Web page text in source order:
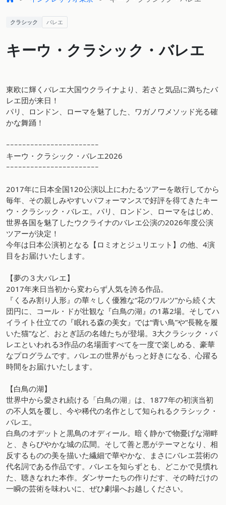
クラシック バレエ
キーウ・クラシック・バレエ
東欧に輝くバレエ大国ウクライナより、若さと気品に満ちたバ
レエ団が来日！
パリ、ロンドン、ローマを魅了した、ワガノワメソッド光る確
かな舞踊！
ｰｰｰｰｰｰｰｰｰｰｰｰｰｰｰｰｰｰｰｰｰｰｰ
キーウ・クラシック・バレエ2026
ｰｰｰｰｰｰｰｰｰｰｰｰｰｰｰｰｰｰｰｰｰｰｰ
2017年に日本全国120公演以上にわたるツアーを敢行してから
毎年、その親しみやすいパフォーマンスで好評を得てきたキー
ウ・クラシック・バレエ。パリ、ロンドン、ローマをはじめ、
世界各国を魅了したウクライナのバレエ公演の2026年度公演
ツアーが決定！
今年は日本公演初となる【ロミオとジュリエット】の他、4演
目をお届けいたします。
【夢の３大バレエ】
2017年来日当初から変わらず人気を誇る作品。
『くるみ割り人形』の華々しく優雅な“花のワルツ”から続く大
団円に、コール・ドが壮観な『白鳥の湖』の1幕2場。そしてハ
イライト仕立ての『眠れる森の美女』では“青い鳥”や“長靴を履
いた猫”など、おとぎ話の名雄たちが登場。3大クラシック・バ
レエといわれる3作品の名場面すべてを一度で楽しめる、豪華
なプログラムです。バレエの世界がもっと好きになる、心躍る
時間をお届けいたします。
【白鳥の湖】
世界中から愛され続ける「白鳥の湖」は、1877年の初演当初
の不人気を覆し、今や稀代の名作として知られるクラシック・
バレエ。
白鳥のオデットと黒鳥のオディール。暗く静かで物憂げな湖畔
と、きらびやかな城の広間。そして善と悪がテーマとなり、相
反するものの美を描いた繊細で華やかな、まさにバレエ芸術の
代名詞である作品です。バレエを知らずとも、どこかで見慣れ
た、聴きなれた本作。ダンサーたちの作りだす、その時だけの
一瞬の芸術を味わいに、ぜひ劇場へお越しください。